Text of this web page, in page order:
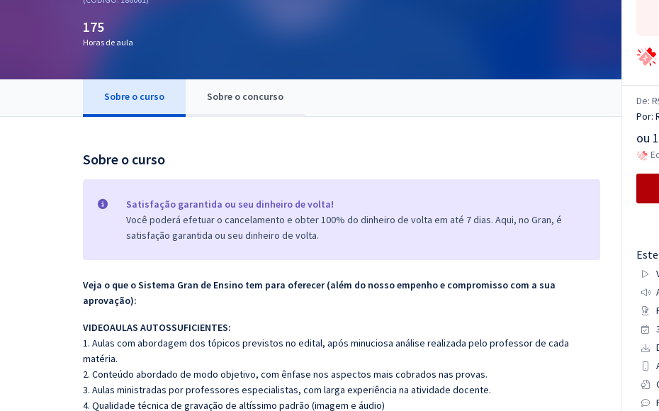
OAB
175
Horas de aula
Sobre o curso Sobre o concurso
Sobre o curso
Satisfação garantida ou seu dinheiro de volta!
Você poderá efetuar o cancelamento e obter 100% do dinheiro de volta em até 7 dias. Aqui, no Gran, é
satisfação garantida ou seu dinheiro de volta.
Veja o que o Sistema Gran de Ensino tem para oferecer (além do nosso empenho e compromisso com a sua
aprovação):
VIDEOAULAS AUTOSSUFICIENTES:
1. Aulas com abordagem dos tópicos previstos no edital, após minuciosa análise realizada pelo professor de cada
matéria.
2. Conteúdo abordado de modo objetivo, com ênfase nos aspectos mais cobrados nas provas.
3. Aulas ministradas por professores especialistas, com larga experiência na atividade docente.
4. Qualidade técnica de gravação de altíssimo padrão (imagem e áudio)
De:
Por:
ou